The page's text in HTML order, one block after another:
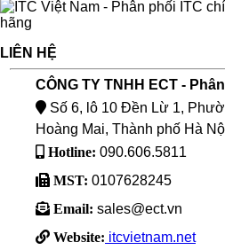
LIÊN HỆ
CÔNG TY TNHH ECT -
Số 6, lô 10 Đền Lừ 1,
Hoàng Mai, Thành phố Hà
Hotline: 090.606.5811
MST: 0107628245
Email: sales@ect.vn
Website: itcvietnam.net